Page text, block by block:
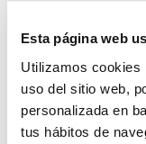
Esta página web
Utilizamos cookies
uso del sitio web,
personalizada en
tus hábitos de
Madrid
Palafox Luxury